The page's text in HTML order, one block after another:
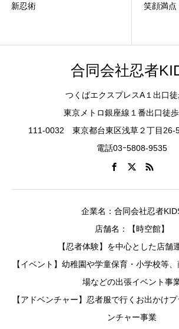
新忍術 笑顔満点
合同会社忍者
つくばエクスプレスA１出口
東京メトロ銀座線１番出口徒
111-0032 東京都台東区浅草２丁目
電話03ｰ5808-9535
企業名：合同会社忍者
店舗名：【時空館】
【忍者体験】を中心とした店舗
【イベント】幼稚園や学童保育・小学校等
場などの出張イベント事
【アドベンチャー】忍者服で行くお出かけ
ンチャー事業